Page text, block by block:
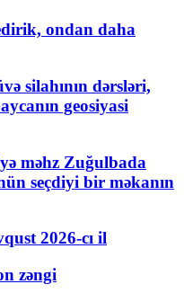
ondan daha
silahının dərsləri,
geosiyasi
məhz Zuğulbada
seçdiyi bir məkanın
2026-cı il
zəngi